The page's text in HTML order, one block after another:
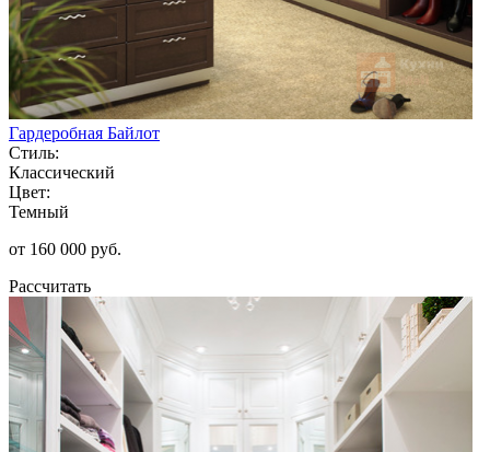
Гардеробная Байлот
Стиль:
Классический
Цвет:
Темный
от 160 000 руб.
Рассчитать